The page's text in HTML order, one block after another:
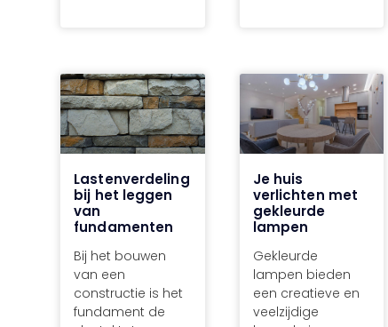
Lastenverdeling
bij het leggen
van
fundamenten
Bij het bouwen
van een
constructie is het
fundament de
Je huis
verlichten met
gekleurde
lampen
Gekleurde
lampen bieden
een creatieve en
veelzijdige